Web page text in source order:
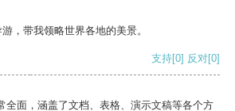
，带我领略世界各地的美景。
支持[0] 反对[0]
全面，涵盖了文档、表格、演示文稿等各个方